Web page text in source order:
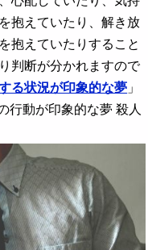
抱えていたり、解き放
抱えていたりすること
判断が分かれますので
る状況が印象的な夢 」
行動が印象的な夢 殺人